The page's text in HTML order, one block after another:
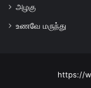
அழகு
உணவே மருந்து
https://